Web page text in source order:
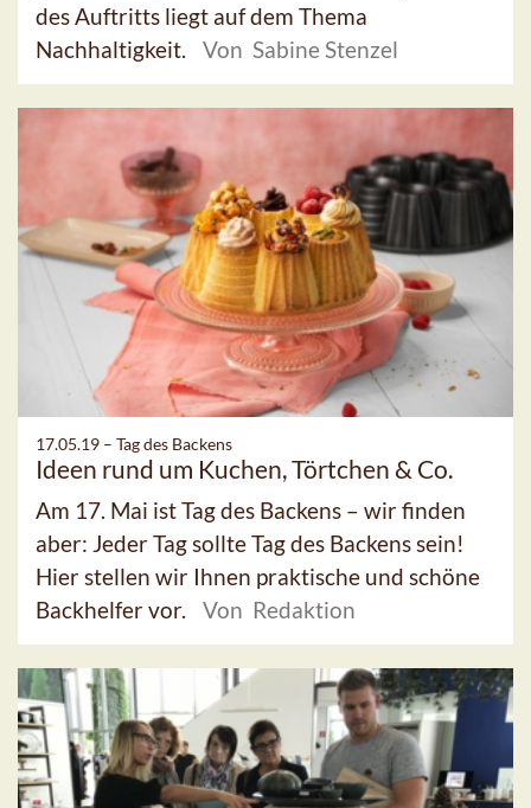
des Auftritts liegt auf dem Thema
Nachhaltigkeit.
Von Sabine Stenzel
17.05.19 – Tag des Backens
Ideen rund um Kuchen, Törtchen & Co.
Am 17. Mai ist Tag des Backens – wir finden
aber: Jeder Tag sollte Tag des Backens sein!
Hier stellen wir Ihnen praktische und schöne
Backhelfer vor.
Von Redaktion